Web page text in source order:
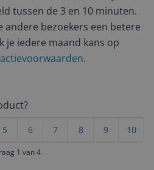
tussen de 3 en 10 minuten.
andere bezoekers een betere
je iedere maand kans op
10
9
8
7
6
5
1 van 4